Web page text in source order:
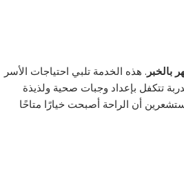
بالخبر . هذه الخدمة تلبي احتياجات الأسر
تتكفل بإعداد وجبات صحية ولذيذة
أن الراحة أصبحت خيارًا متاحًا